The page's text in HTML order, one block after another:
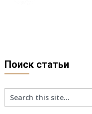
Поиск статьи